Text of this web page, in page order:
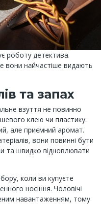
роботу детектива.
вони найчастіше видають
та запах
взуття не повинно
клею чи пластику.
але приємний аромат.
вони повинні бути
та швидко відновлювати
коли ви купуєте
носіння. Чоловічі
навантаженням, тому